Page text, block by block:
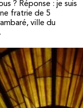
? Réponse : je suis
fratrie de 5
ville du